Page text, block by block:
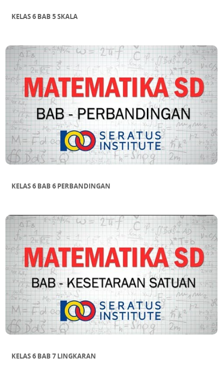
KELAS 6 BAB 5 SKALA
KELAS 6 BAB 6 PERBANDINGAN
KELAS 6 BAB 7 LINGKARAN